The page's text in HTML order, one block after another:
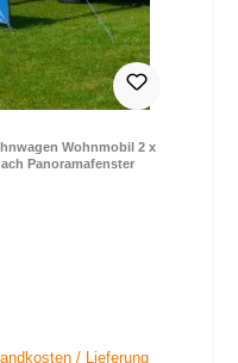
Wohnmobil 2 x
Panoramafenster
/ Lieferung